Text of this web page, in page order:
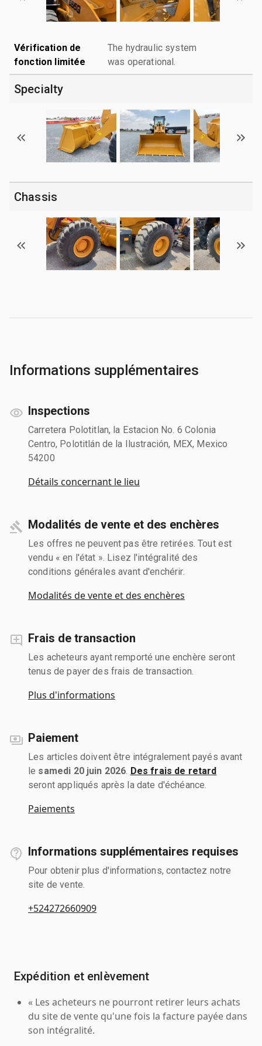
Vérification de
fonction limitée
The hydraulic system
was operational.
Specialty
Chassis
Informations supplémentaires
Inspections
Carretera Polotitlan, la Estacion No. 6 Colonia
Centro, Polotitlán de la Ilustración, MEX, Mexico
54200
Détails concernant le lieu
Modalités de vente et des enchères
Les offres ne peuvent pas être retirées. Tout est
vendu « en l'état ». Lisez l'intégralité des
conditions générales avant d'enchérir.
Modalités de vente et des enchères
Frais de transaction
Les acheteurs ayant remporté une enchère seront
tenus de payer des frais de transaction.
Plus d'informations
Paiement
Les articles doivent être intégralement payés avant
le samedi 20 juin 2026 Des frais de retard
seront appliqués après la date d'échéance.
Paiements
Informations supplémentaires requises
Pour obtenir plus d'informations, contactez notre
site de vente.
+524272660909
Expédition et enlèvement
« Les acheteurs ne pourront retirer leurs achats
du site de vente qu'une fois la facture payée dans
son intégralité.